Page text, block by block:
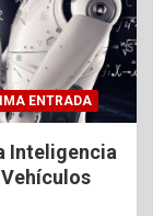
ENTRADA
Inteligencia